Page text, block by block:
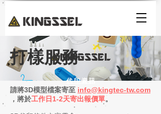
打樣服務
代 印 資 訊
請將3D模型檔案寄至 info@kingtec-tw.com
，將於工作日1-2天寄出報價單。​